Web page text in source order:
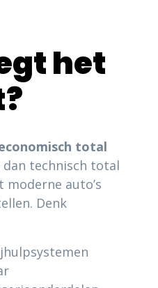
het
total
dan technisch total
auto’s
Denk